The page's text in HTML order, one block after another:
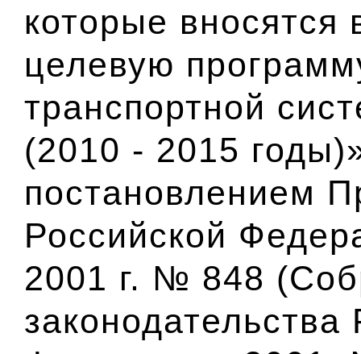
которые
целевую
транспортной
(2010 - 2015
постановлением
Российской
2001 г. № 848
законодательства